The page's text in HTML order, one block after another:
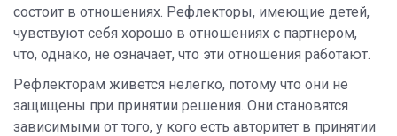
состоит в отношениях. Рефлекторы, имеющие детей,
чувствуют себя хорошо в отношениях с партнером,
что, однако, не означает, что эти отношения работают.
Рефлекторам живется нелегко, потому что они не
защищены при принятии решения. Они становятся
зависимыми от того, у кого есть авторитет в принятии